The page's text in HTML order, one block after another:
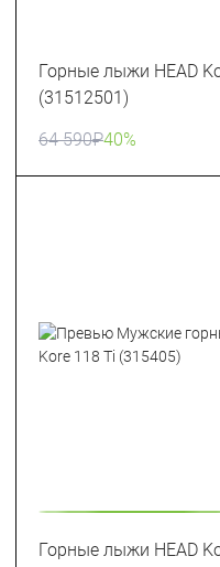
Горные лыжи HEAD
(31512501)
64 590₽40%
Горные лыжи HEAD